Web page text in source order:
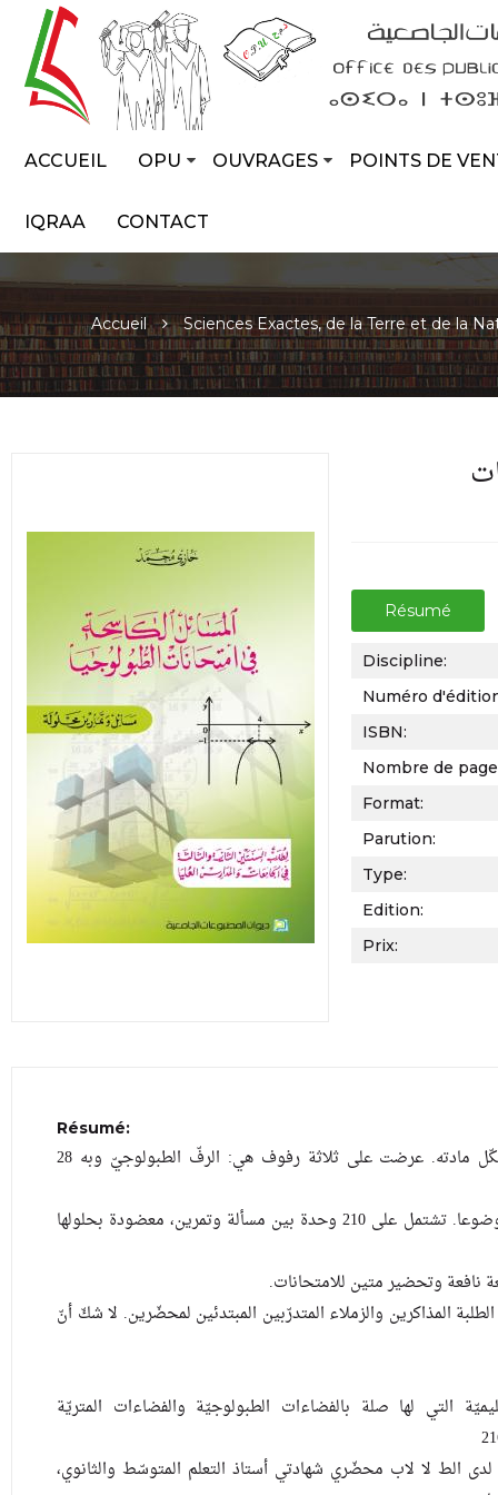
ACCUEIL OPU OUVRAGES POINTS DE
IQRAA CONTACT
Accueil Sciences Exactes, de la Terre et de la
Résumé
Discipline:
Numéro
ISBN:
Nombre de
Format:
Parution:
Type:
Edition:
Prix:
Résumé:
... ثلاثة وستّون موضوع امتحانات تشكّل مادته. عرضت على ثلاثة رفوف هي: الرفّ الطبولوجيّ وبه 28
موضوعا وأخيرا الرفّ النظيميّ من 21 موضوعا. تشتمل على 210 وحدة بين مسألة وتمرين، معضودة بحلولها
نافعة وتحضير متين للامتحانات.
المذاكرين والزملاء المتدرّبين المبتدئين لمحضّرين. لا شكّ أنّ
التي لها صلة بالفضاءات الطبولوجيّة والفضاءات المتريّة
الط لا لاب محضّري شهادتي أستاذ التعلم المتوسّط والثانوي،